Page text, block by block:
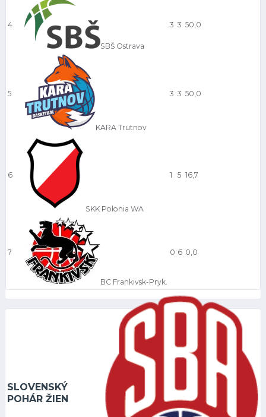
4
SBŠ Ostrava
3 3 50,0
5
KARA Trutnov
3 3 50,0
6
SKK Polonia WA
1 5 16,7
7
BC Frankivsk-Pryk.
0 6 0,0
SLOVENSKÝ
POHÁR ŽIEN